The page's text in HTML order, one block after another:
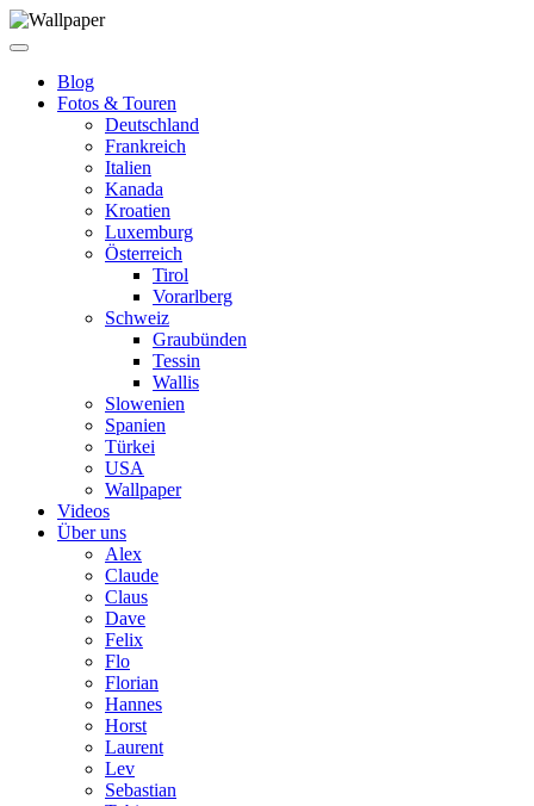
Blog
Fotos & Touren
Deutschland
Frankreich
Italien
Kanada
Kroatien
Luxemburg
Österreich
Tirol
Vorarlberg
Schweiz
Graubünden
Tessin
Wallis
Slowenien
Spanien
Türkei
USA
Wallpaper
Videos
Über uns
Alex
Claude
Claus
Dave
Felix
Flo
Florian
Hannes
Horst
Laurent
Lev
Sebastian